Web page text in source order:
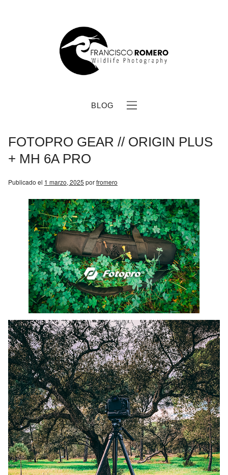
BLOG
FOTOPRO GEAR // ORIGIN PLUS
+ MH 6A PRO
Publicado el 1 marzo, 2025 porfromero